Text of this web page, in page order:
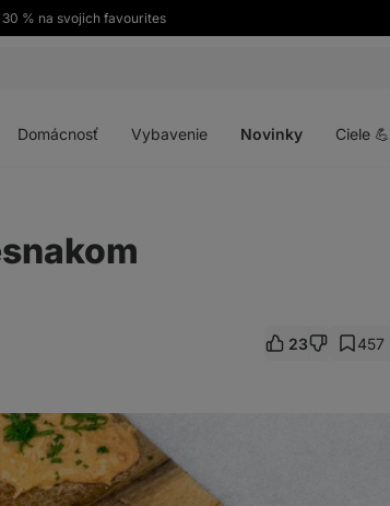
30 % na svojich favourites
Domácnosť Vybavenie Novinky Ciele 💪
23 457